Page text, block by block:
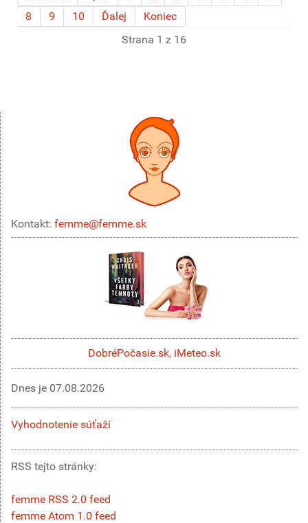
8
9 10 Ďalej
Koniec
Strana 1 z 16
Kontakt: femme@femme.sk
DobréPočasie.sk, iMeteo.sk
Dnes je 07.08.2026
Vyhodnotenie súťaží
RSS tejto stránky:
femme RSS 2.0 feed
femme Atom 1.0 feed